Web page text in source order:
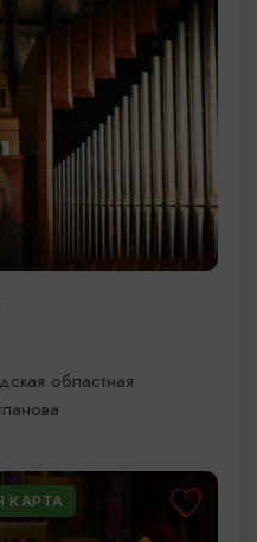
областная
КАРТА